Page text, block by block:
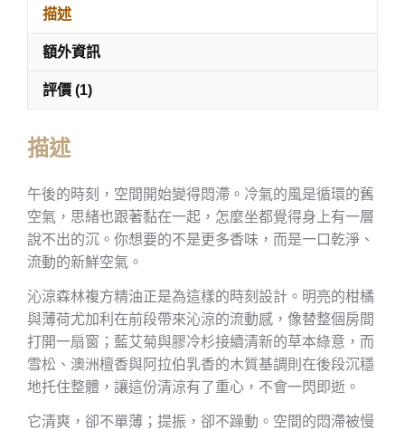
描述
額外資訊
評價 (1)
描述
午後的時刻，空間開始變得悶滯。冷氣的風是循環的舊
空氣，思緒也跟著黏在一起，怎麼坐都覺得身上有一層
說不出的沉。你想要的不是更多香味，而是一口乾淨、
流動的新鮮空氣。
沁涼森林複方精油正是為這樣的時刻設計。明亮的柑橘
與薄荷尤加利在前段帶來沁涼的流動感，像替整個房間
打開一扇窗；藍艾菊與膠冷杉接續清新的草本綠意，而
雪松、澳洲檀香與阿拉伯乳香的木質基調則在後段沉穩
地托住整體，讓這份清涼有了重心，不會一閃即逝。
它清爽，卻不單薄；提振，卻不躁動。空間的悶滯被慢